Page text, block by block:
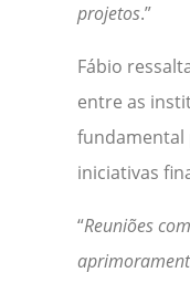
projetos.”
Fábio
entre as
fundamental
iniciativas
“Reuniões